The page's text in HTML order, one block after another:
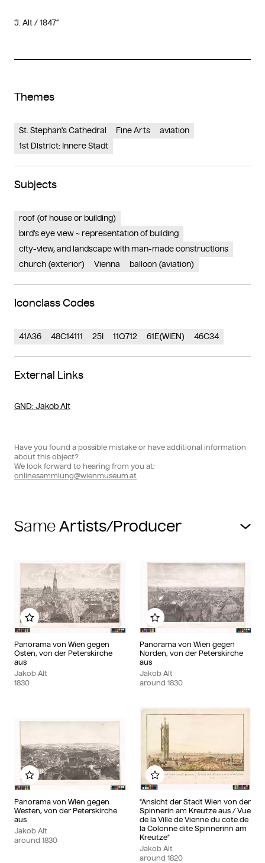
“J. Alt / 1847”
Themes
St. Stephan's Cathedral Fine Arts
aviation
1st District: Innere Stadt
Subjects
roof (of house or building)
bird's eye view ~ representation of building
city-view, and landscape with man-made constructions
church (exterior)
Vienna balloon (aviation)
Iconclass Codes
41A36 48C14111 25I 11Q712 61E(WIEN) 46C34
External Links
GND: Jakob Alt
Have you found a possible mistake or have additional information
about this object?
We look forward to hearing from you at:
onlinesammlung@wienmuseum.at
Same
Panorama von Wien gegen
Osten, von der Peterskirche
aus
Jakob Alt
1830
Add to my album
Panorama von Wien gegen
Norden, von der Peterskirche
aus
Jakob Alt
around 1830
Add to my album
Panorama von Wien gegen
Westen, von der Peterskirche
aus
Jakob Alt
around 1830
Add to my album
"Ansicht der Stadt Wien von der
Spinnerin am Kreutze aus / Vue
de la Ville de Vienne du cote de
la Colonne dite Spinnerinn am
Kreutze"
Jakob Alt
around 1820
Add to my album